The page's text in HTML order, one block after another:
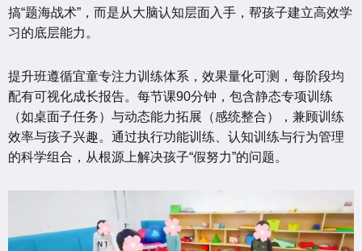
搞“题海战术”，而是从大脑认知层面入手，帮孩子建立高效学
习的底层能力。
提升班遵循宜童专注力训练体系，效果量化可测，每阶段均
配有可视化成长报告。每节课90分钟，包含静态专项训练
（如桌面子任务）与动态能力拓展（感统整合），兼顾训练
效率与孩子兴趣。通过执行功能训练、认知训练与行为管理
的科学组合，从根源上解决孩子“假努力”的问题。